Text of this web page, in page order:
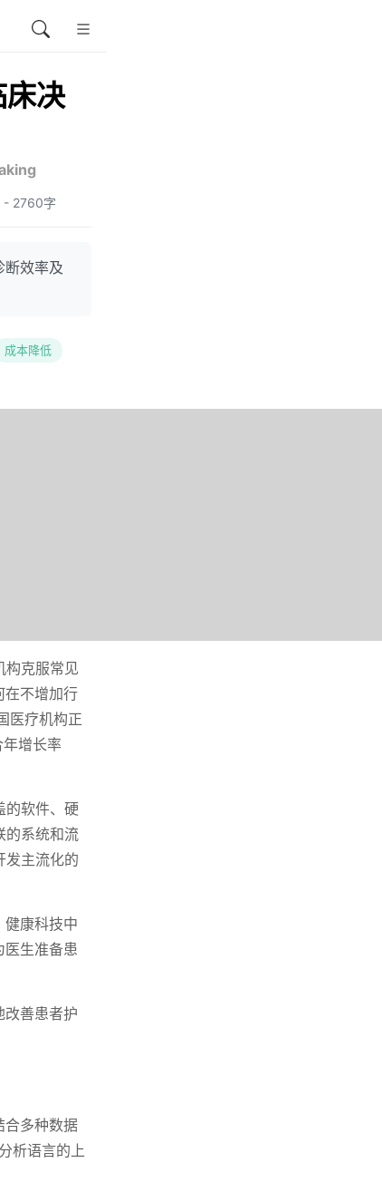
决
2760字
断效率及
成本降低
构克服常见
在不增加行
医疗机构正
增长率
的软件、硬
的系统和流
发主流化的
健康科技中
医生准备患
改善患者护
合多种数据
析语言的上